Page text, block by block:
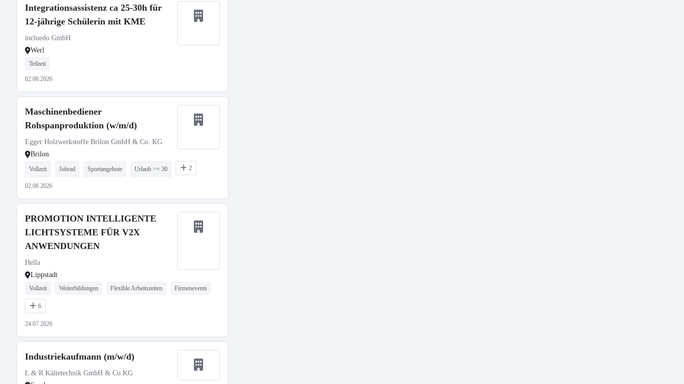
Integrationsassistenz ca 25-30h für
12-jährige Schülerin mit KME
incluedo GmbH
Werl
Teilzeit
02.08.2026
Maschinenbediener
Rohspanproduktion (w/m/d)
Egger Holzwerkstoffe Brilon GmbH & Co. KG
Brilon
Vollzeit Jobrad Sportangebote Urlaub >= 30 2
02.08.2026
PROMOTION INTELLIGENTE
LICHTSYSTEME FÜR V2X
ANWENDUNGEN
Hella
Lippstadt
Vollzeit Weiterbildungen Flexible Arbeitszeiten Firmenevents
6
24.07.2026
Industriekaufmann (m/w/d)
L & R Kältetechnik GmbH & Co.KG